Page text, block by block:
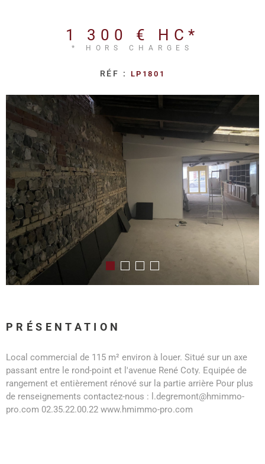
1 300 € HC*
* HORS CHARGES
RÉF : LP1801
PRÉSENTATION
Local commercial de 115 m² environ à louer. Situé sur un axe
passant entre le rond-point et l'avenue René Coty. Equipée de
rangement et entièrement rénové sur la partie arrière Pour plus
de renseignements contactez-nous : l.degremont@hmimmo-
pro.com 02.35.22.00.22 www.hmimmo-pro.com